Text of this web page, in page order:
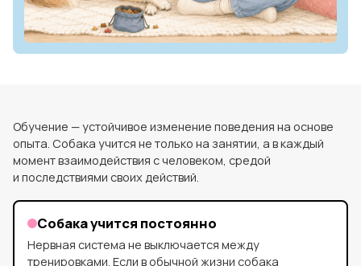
Обучение — устойчивое изменение поведения на основе
опыта. Собака учится не только на занятии, а в каждый
момент взаимодействия с человеком, средой
и последствиями своих действий.
Собака учится постоянно
Нервная система не выключается между
тренировками. Если в обычной жизни собака